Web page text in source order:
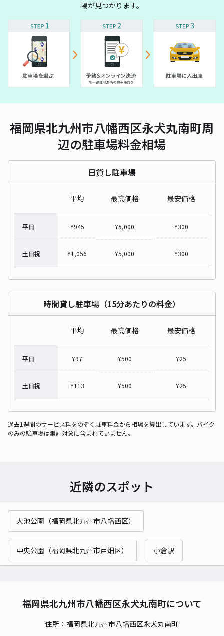
場が見つかります。
福岡県北九州市八幡西区永犬丸南町周
辺の駐車場料金相場
日貸し駐車場
平均 最高価格 最安価格
平日 ¥945 ¥5,000 ¥300
土日祝 ¥1,056 ¥5,000 ¥300
時間貸し駐車場（15分あたりの料金）
平均 最高価格 最安価格
平日 ¥97 ¥500 ¥25
土日祝 ¥113 ¥500 ¥25
過去1週間のサービス料をのぞく駐車料金から相場を算出しています。バイク
のみの駐車場は集計対象に含まれていません。
近隣のスポット
大池公園（福岡県北九州市八幡西区）
中央公園（福岡県北九州市戸畑区） 小倉駅
福岡県北九州市八幡西区永犬丸南町について
住所：福岡県北九州市八幡西区永犬丸南町